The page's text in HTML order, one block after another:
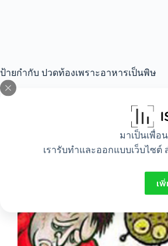
มาเป็นเพื่อ
เรารับทำและออกแบบเว็บไซ
เ
ป้ายกำกับ ปวดท้องเพราะอาหารเป็นพิษ
โรคอาหารเป็นพิษ